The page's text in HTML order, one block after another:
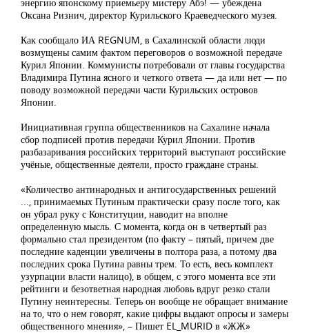
Оксана Ризнич, директор Курильского Краеведческого музея.
Как сообщало ИА REGNUM, в Сахалинской области люди
возмущены самим фактом переговоров о возможной передаче
Курил Японии. Коммунисты потребовали от главы государства
Владимира Путина ясного и четкого ответа — да или нет — по
поводу возможной передачи части Курильских островов
Японии.
Инициативная группа общественников на Сахалине начала
сбор подписей против передачи Курил Японии. Против
разбазаривания российских территорий выступают российские
учёные, общественные деятели, просто граждане страны.
«Количество антинародных и антигосударственных решений
..., принимаемых Путиным практически сразу после того, как
он убрал руку с Конституции, наводит на вполне
определенную мысль. С момента, когда он в четвертый раз
формально стал президентом (по факту – пятый, причем две
последние каденции увеличены в полтора раза, а потому два
последних срока Путина равны трем. То есть, весь комплект
узурпации власти налицо), в общем, с этого момента все эти
рейтинги и безответная народная любовь вдруг резко стали
Путину неинтересны. Теперь он вообще не обращает внимание
на то, что о нем говорят, какие цифры выдают опросы и замеры
общественного мнения», – Пишет EL_MURID в «ЖЖ»